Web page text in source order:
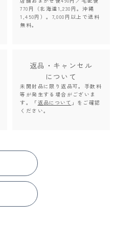
770円（北海道1,230円。沖縄
1,450円）。7,000円以上で送料
無料。
返品・キャンセル
について
未開封品に限り返品可。手数料
等が発生する場合がございま
す。「返品について 」をご確認
ください。